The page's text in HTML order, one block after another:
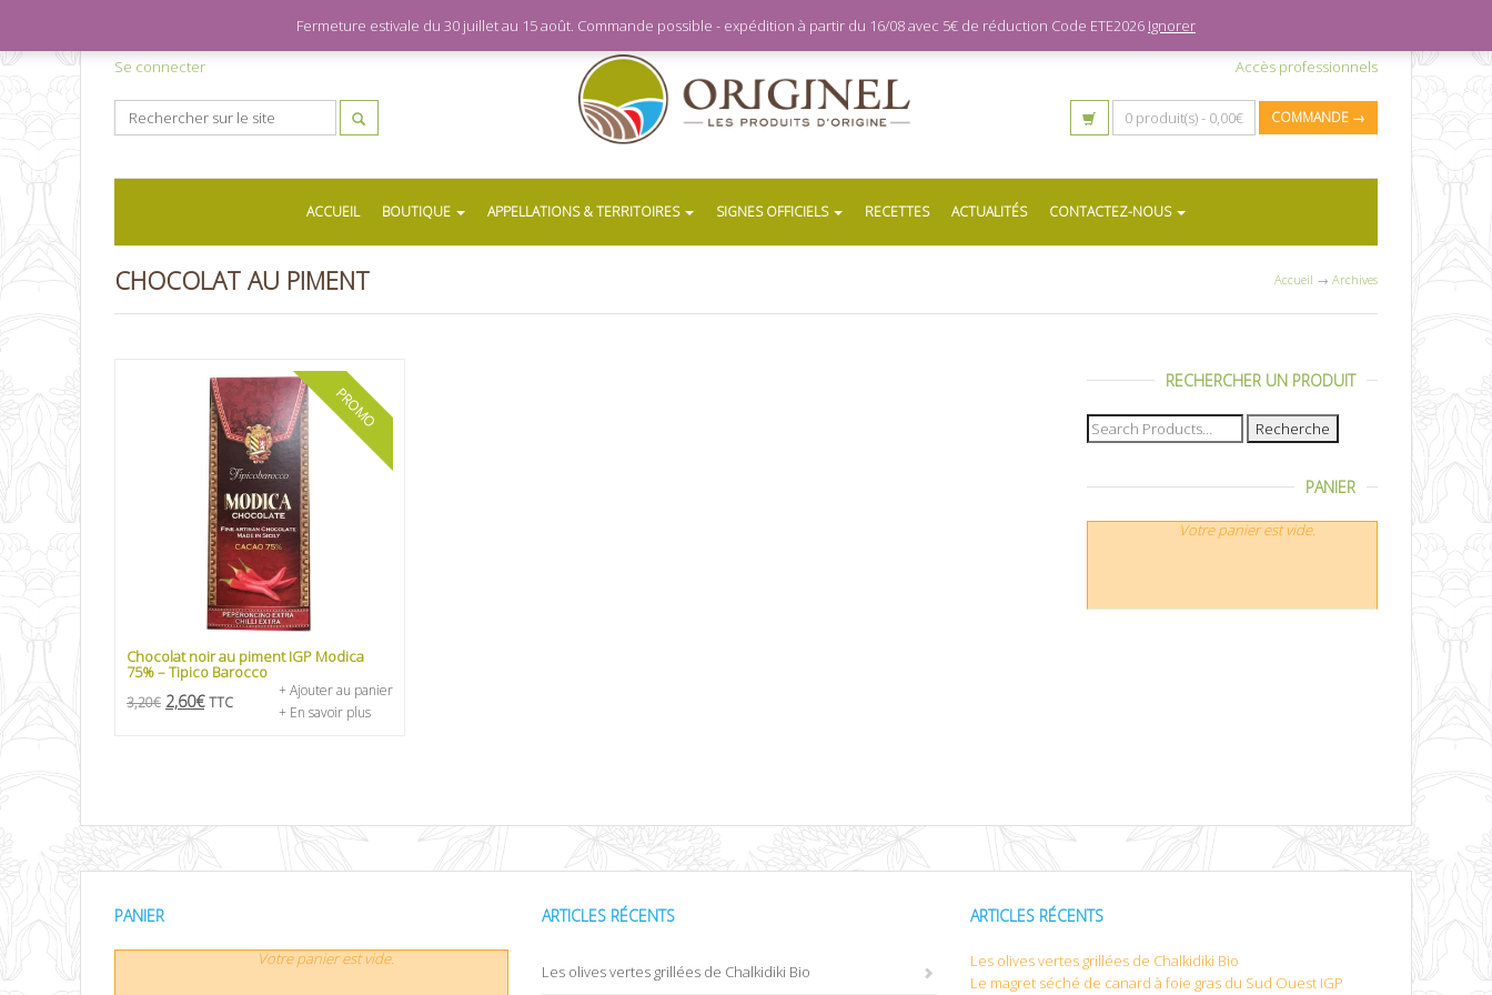
Se connecter Accès professionnels
0 produit(s) - 0,00€ COMMANDE →
ACCUEIL BOUTIQUE APPELLATIONS & TERRITOIRES SIGNES OFFICIELS RECETTES ACTUALITÉS CONTACTEZ-NOUS
CHOCOLAT AU PIMENT Accueil → Archives
PROMO
Chocolat noir au piment IGP Modica
75% – Tipico Barocco
3,20€ 2,60€ TTC
+ Ajouter au panier
+ En savoir plus
RECHERCHER UN PRODUIT
Recherche
pour :
PANIER
Votre panier est vide.
PANIER
Votre panier est vide.
ARTICLES RÉCENTS
Les olives vertes grillées de Chalkidiki Bio
ARTICLES RÉCENTS
Les olives vertes grillées de Chalkidiki Bio
Le magret séché de canard à foie gras du Sud Ouest IGP
Fermeture estivale du 30 juillet au 15 août. Commande possible - expédition à partir du 16/08 avec 5€ de réduction Code ETE2026 Ignorer